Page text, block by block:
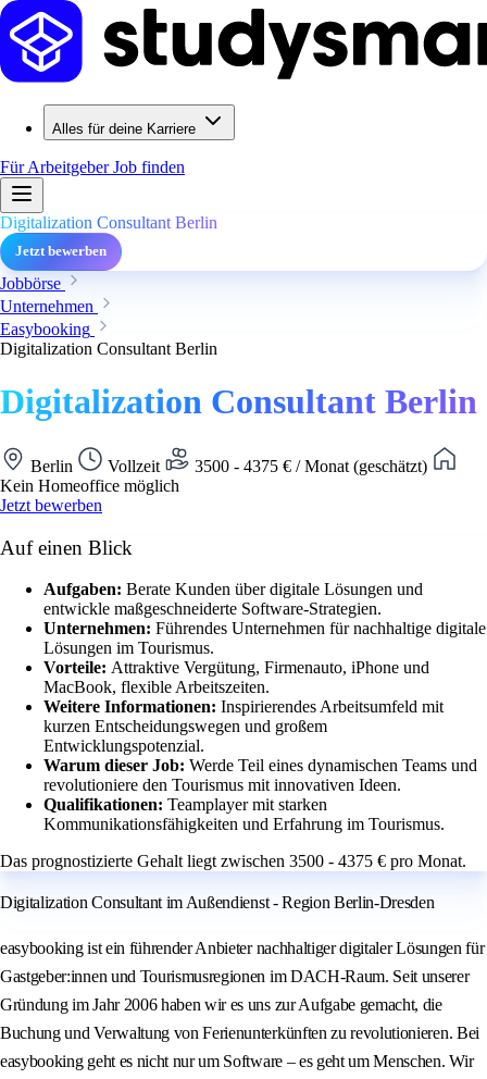
Alles für deine Karriere
Für ArbeitgeberJob finden
Digitalization Consultant Berlin
Jetzt bewerben
Jobbörse
Unternehmen
Easybooking
Digitalization Consultant Berlin
Digitalization Consultant Berlin
Berlin Vollzeit
3500 - 4375 € / Monat (geschätzt)
Kein Homeoffice möglich
Jetzt bewerben
Auf einen Blick
Aufgaben: Berate Kunden über digitale Lösungen und
entwickle maßgeschneiderte Software-Strategien.
Unternehmen: Führendes Unternehmen für nachhaltige digitale
Lösungen im Tourismus.
Vorteile: Attraktive Vergütung, Firmenauto, iPhone und
MacBook, flexible Arbeitszeiten.
Weitere Informationen: Inspirierendes Arbeitsumfeld mit
kurzen Entscheidungswegen und großem
Entwicklungspotenzial.
Warum dieser Job: Werde Teil eines dynamischen Teams und
revolutioniere den Tourismus mit innovativen Ideen.
Qualifikationen: Teamplayer mit starken
Kommunikationsfähigkeiten und Erfahrung im Tourismus.
Das prognostizierte Gehalt liegt zwischen 3500 - 4375 € pro Monat.
Digitalization Consultant im Außendienst - Region Berlin-Dresden
easybooking ist ein führender Anbieter nachhaltiger digitaler Lösungen für
Gastgeber:innen und Tourismusregionen im DACH-Raum. Seit unserer
Gründung im Jahr 2006 haben wir es uns zur Aufgabe gemacht, die
Buchung und Verwaltung von Ferienunterkünften zu revolutionieren. Bei
easybooking geht es nicht nur um Software – es geht um Menschen. Wir